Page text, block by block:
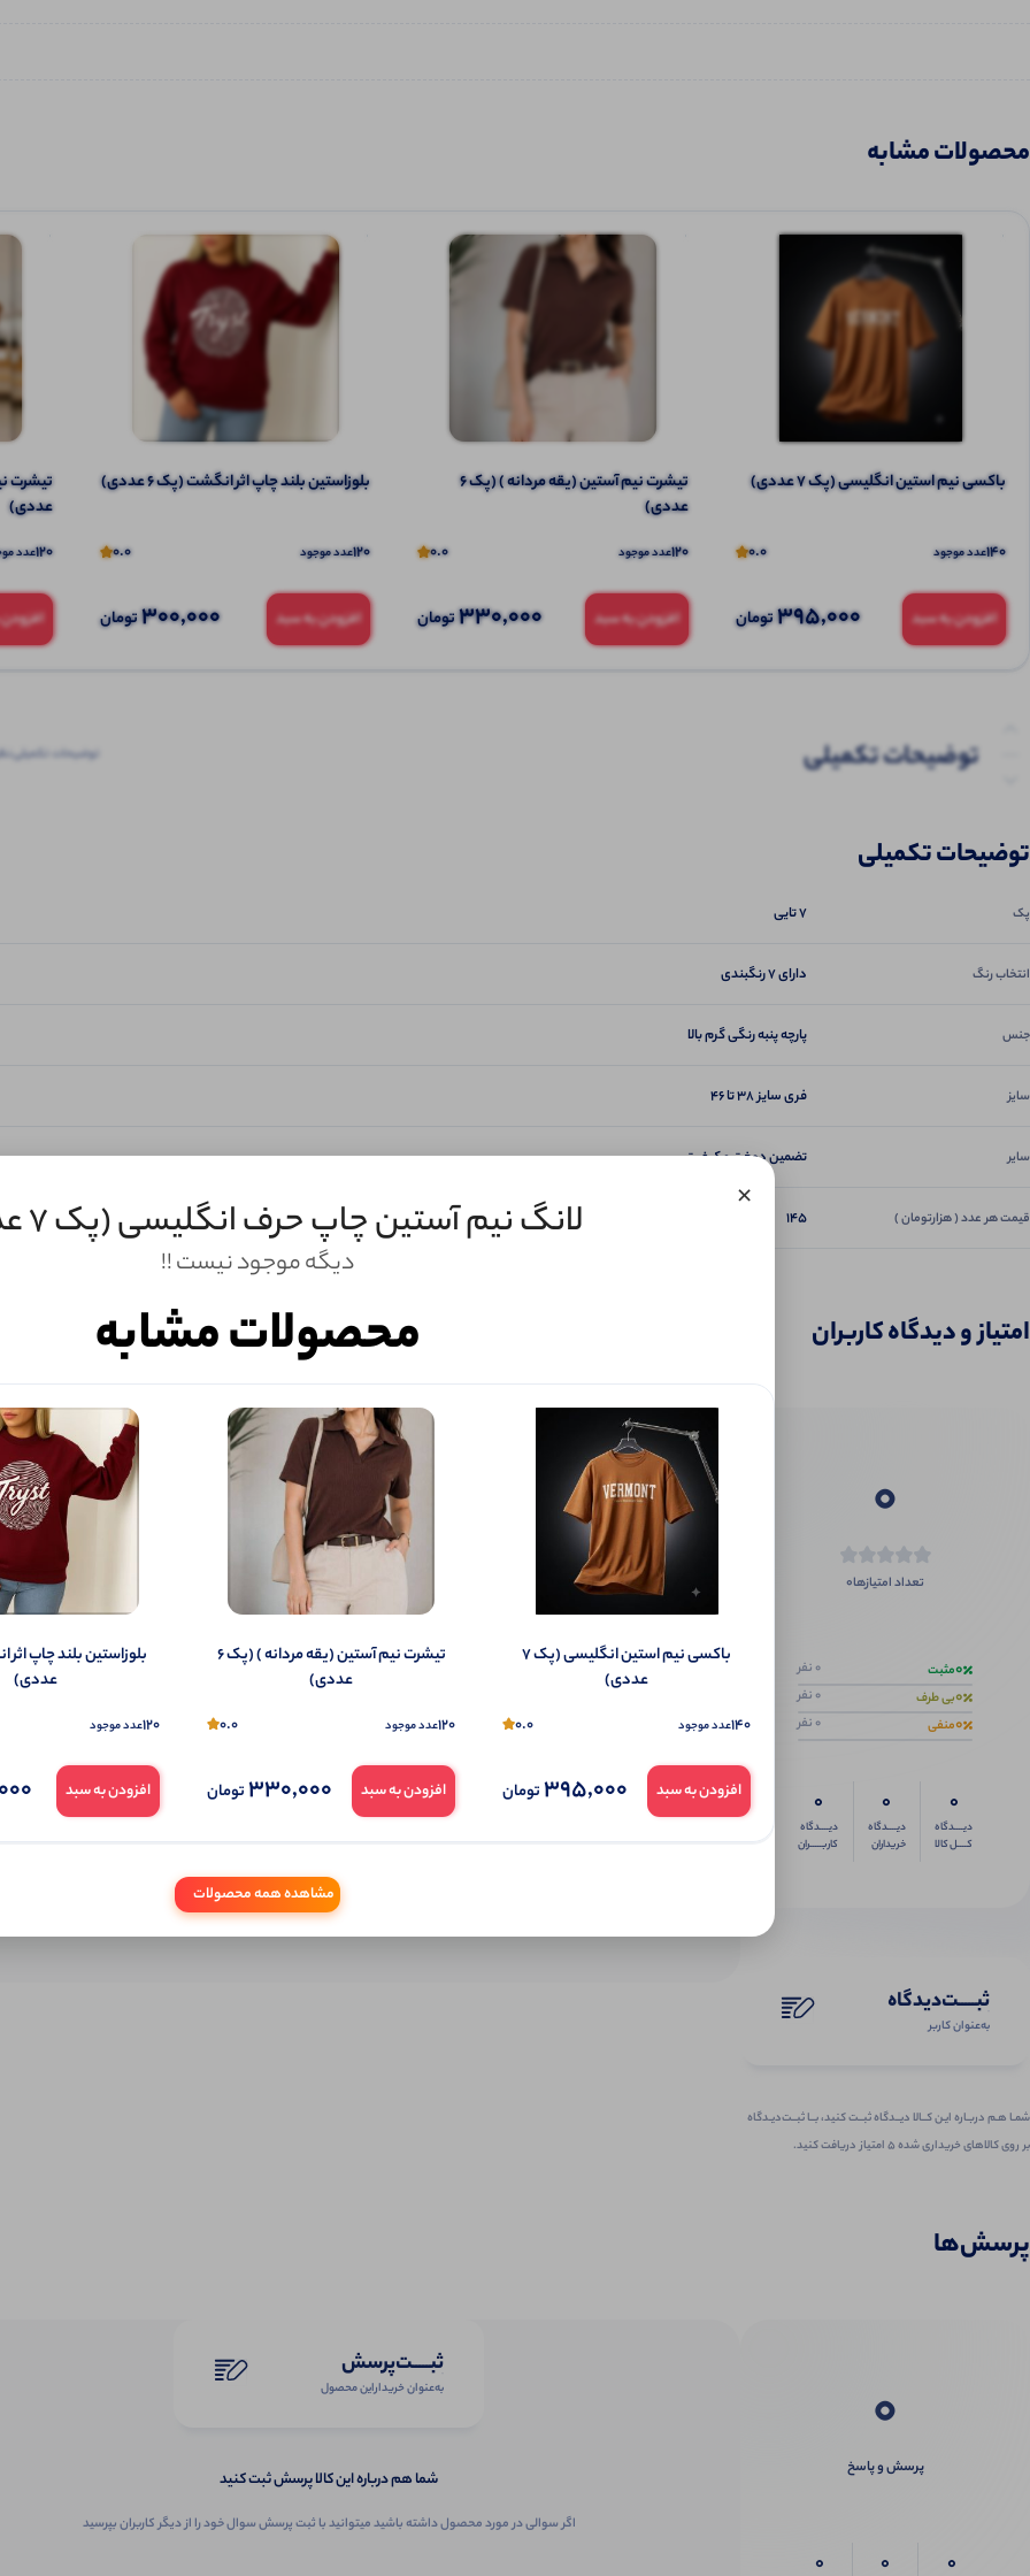
محصولات مشابه
باکسی نیم استین انگلیسی (پک 7 عددی)
140عدد موجود 0.0
افزودن به سبد 395,000تومان
تیشرت نیم آستین (یقه مردانه ) (پک 6
عددی)
120عدد موجود 0.0
افزودن به سبد 330,000تومان
️بلوزاستین بلند چاپ اثر انگشت (پک 6 عددی)
120عدد موجود 0.0
افزودن به سبد 300,000تومان
عددی)
120عدد
توضیحات تکمیلی
توضیحات تکمیلی
توضیحات تکمیلی
پک 7 تایی
انتخاب رنگ دارای 7 رنگبندی
جنس پارچه پنبه رنگی گرم بالا
سایز فری سایز 38 تا 46
سایر تضمین دوخت و کیفیت
قیمت هر عدد ( هزارتومان ) 145
امتیاز و دیدگاه کاربران
0
تعداد امتیازها0
0مثبت 0 نفر
0بی طرف 0 نفر
0منفی 0 نفر
0
دیــــدگاه
کــــل کالا
0
دیــــدگاه
خریداران
0
دیــــدگاه
کاربـــــران
ثبـــــت‌دیدگاه
به‌عنوان کاربر
شمـا هـم دربـاره ایـن کــالا دیــدگاه ثبــت کنید، بــا ثبــت‌دیـدگاه
بر روی کالاهای خریداری شده ۵ امتیاز دریافت کنید.
ثبـــــت‌دیدگاه
به‌عنوان کاربر
شما هم می‌توانید در مورد این کالا نظر دهید.
تمایل می‌توانید به صورت ناشناس نیز دیدگاه خود را ثبت کنید.
پرسش‌ها
0
پرسش و پاسخ
0
0
0
ثبـــــت‌پرسش
به‌عنوان ‌خریدار‌این‌ محصول
شما هم درباره این کالا پرسش ثبت کنید
اگر سوالی در مورد محصول داشته باشید میتوانید با ثبت پرسش سوال خود را از دیگر کاربران بپرسید
× لانگ نیم آستین چاپ حرف انگلیسی (پک 7 عددی)
دیگه موجود نیست !!
محصولات مشابه
باکسی نیم استین انگلیسی (پک 7
عددی)
140عدد موجود 0.0
افزودن به سبد 395,000تومان
تیشرت نیم آستین (یقه مردانه ) (پک 6
عددی)
120عدد موجود 0.0
افزودن به سبد 330,000تومان
عددی)
120عدد موجود
افزودن به سبد
مشاهده همه محصولات